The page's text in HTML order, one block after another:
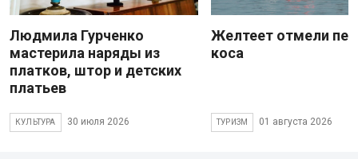
Людмила Гурченко
мастерила наряды из
платков, штор и детских
платьев
КУЛЬТУРА 30 июля 2026
Желтеет отмели
коса
ТУРИЗМ 01 августа 2026